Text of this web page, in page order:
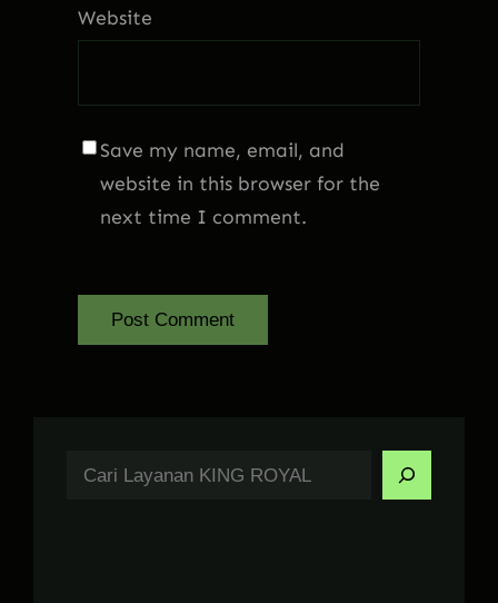
Website
Save my name, email, and
website in this browser for the
next time I comment.